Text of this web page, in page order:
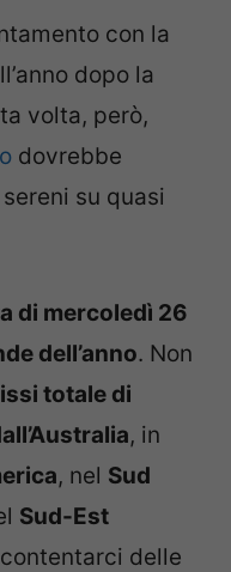
con la
dopo la
volta, però,
dovrebbe
su quasi
di mercoledì 26
dell’anno. Non
totale di
, in
, nel Sud
Sud-Est
delle